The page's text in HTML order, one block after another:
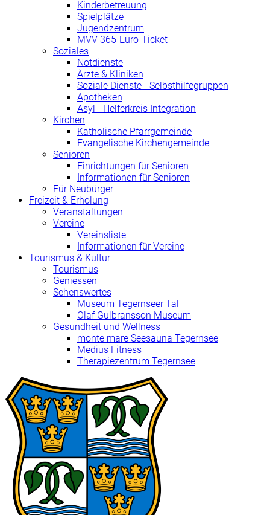
Kinderbetreuung
Spielplätze
Jugendzentrum
MVV 365-Euro-Ticket
Soziales
Notdienste
Ärzte & Kliniken
Soziale Dienste - Selbsthilfegruppen
Apotheken
Asyl - Helferkreis Integration
Kirchen
Katholische Pfarrgemeinde
Evangelische Kirchengemeinde
Senioren
Einrichtungen für Senioren
Informationen für Senioren
Für Neubürger
Freizeit & Erholung
Veranstaltungen
Vereine
Vereinsliste
Informationen für Vereine
Tourismus & Kultur
Tourismus
Geniessen
Sehenswertes
Museum Tegernseer Tal
Olaf Gulbransson Museum
Gesundheit und Wellness
monte mare Seesauna Tegernsee
Medius Fitness
Therapiezentrum Tegernsee